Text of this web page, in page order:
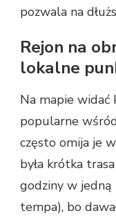
pozwala na
Rejon na
lokalne
Na mapie widać
popularne
często omija je
była krótka
godziny w
tempa), bo